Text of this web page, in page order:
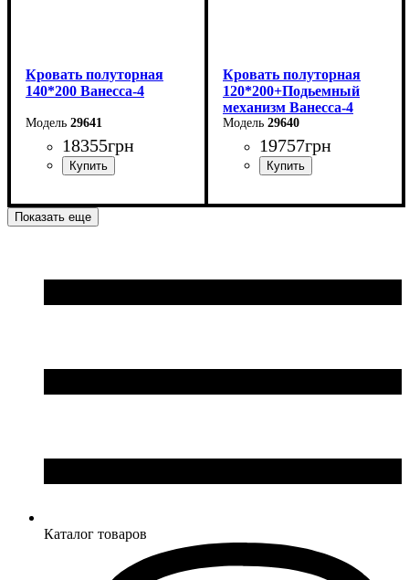
Кровать полуторная
140*200 Ванесса-4
29641
18355грн
Ширина: 166 см
Высота: 86 см
Кровать полуторная
120*200+Подьемный
механизм Ванесса-4
29640
19757грн
Ширина: 146 см
Показать еще
Каталог товаров